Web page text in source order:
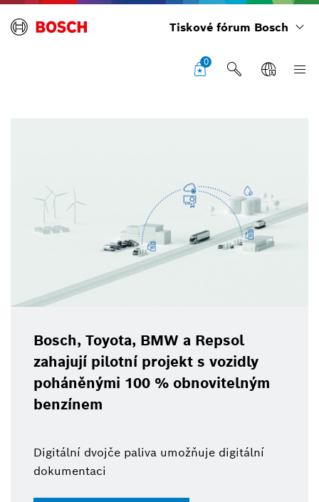
Tiskové fórum Bosch
0
Bosch, Toyota, BMW a Repsol
zahajují pilotní projekt s vozidly
poháněnými 100 % obnovitelným
benzínem
Digitální dvojče paliva umožňuje digitální
dokumentaci